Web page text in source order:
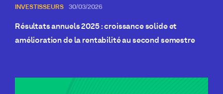
INVESTISSEURS 30/03/2026
Résultats annuels 2025 : croissance solide et
amélioration de la rentabilité au second semestre